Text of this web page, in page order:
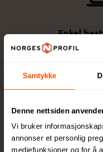
Samtykke
Denne nettsiden
Vi bruker
annonser et personlig
mediefunksjoner og for å
Enkel
Velg produkt,
Design